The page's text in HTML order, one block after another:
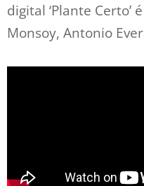
digital ‘Plante Certo’
Monsoy, Antonio